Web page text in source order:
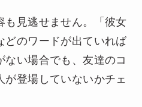
も見逃せません。「彼女
どのワードが出ていれば
ない場合でも、友達のコ
が登場していないかチェ